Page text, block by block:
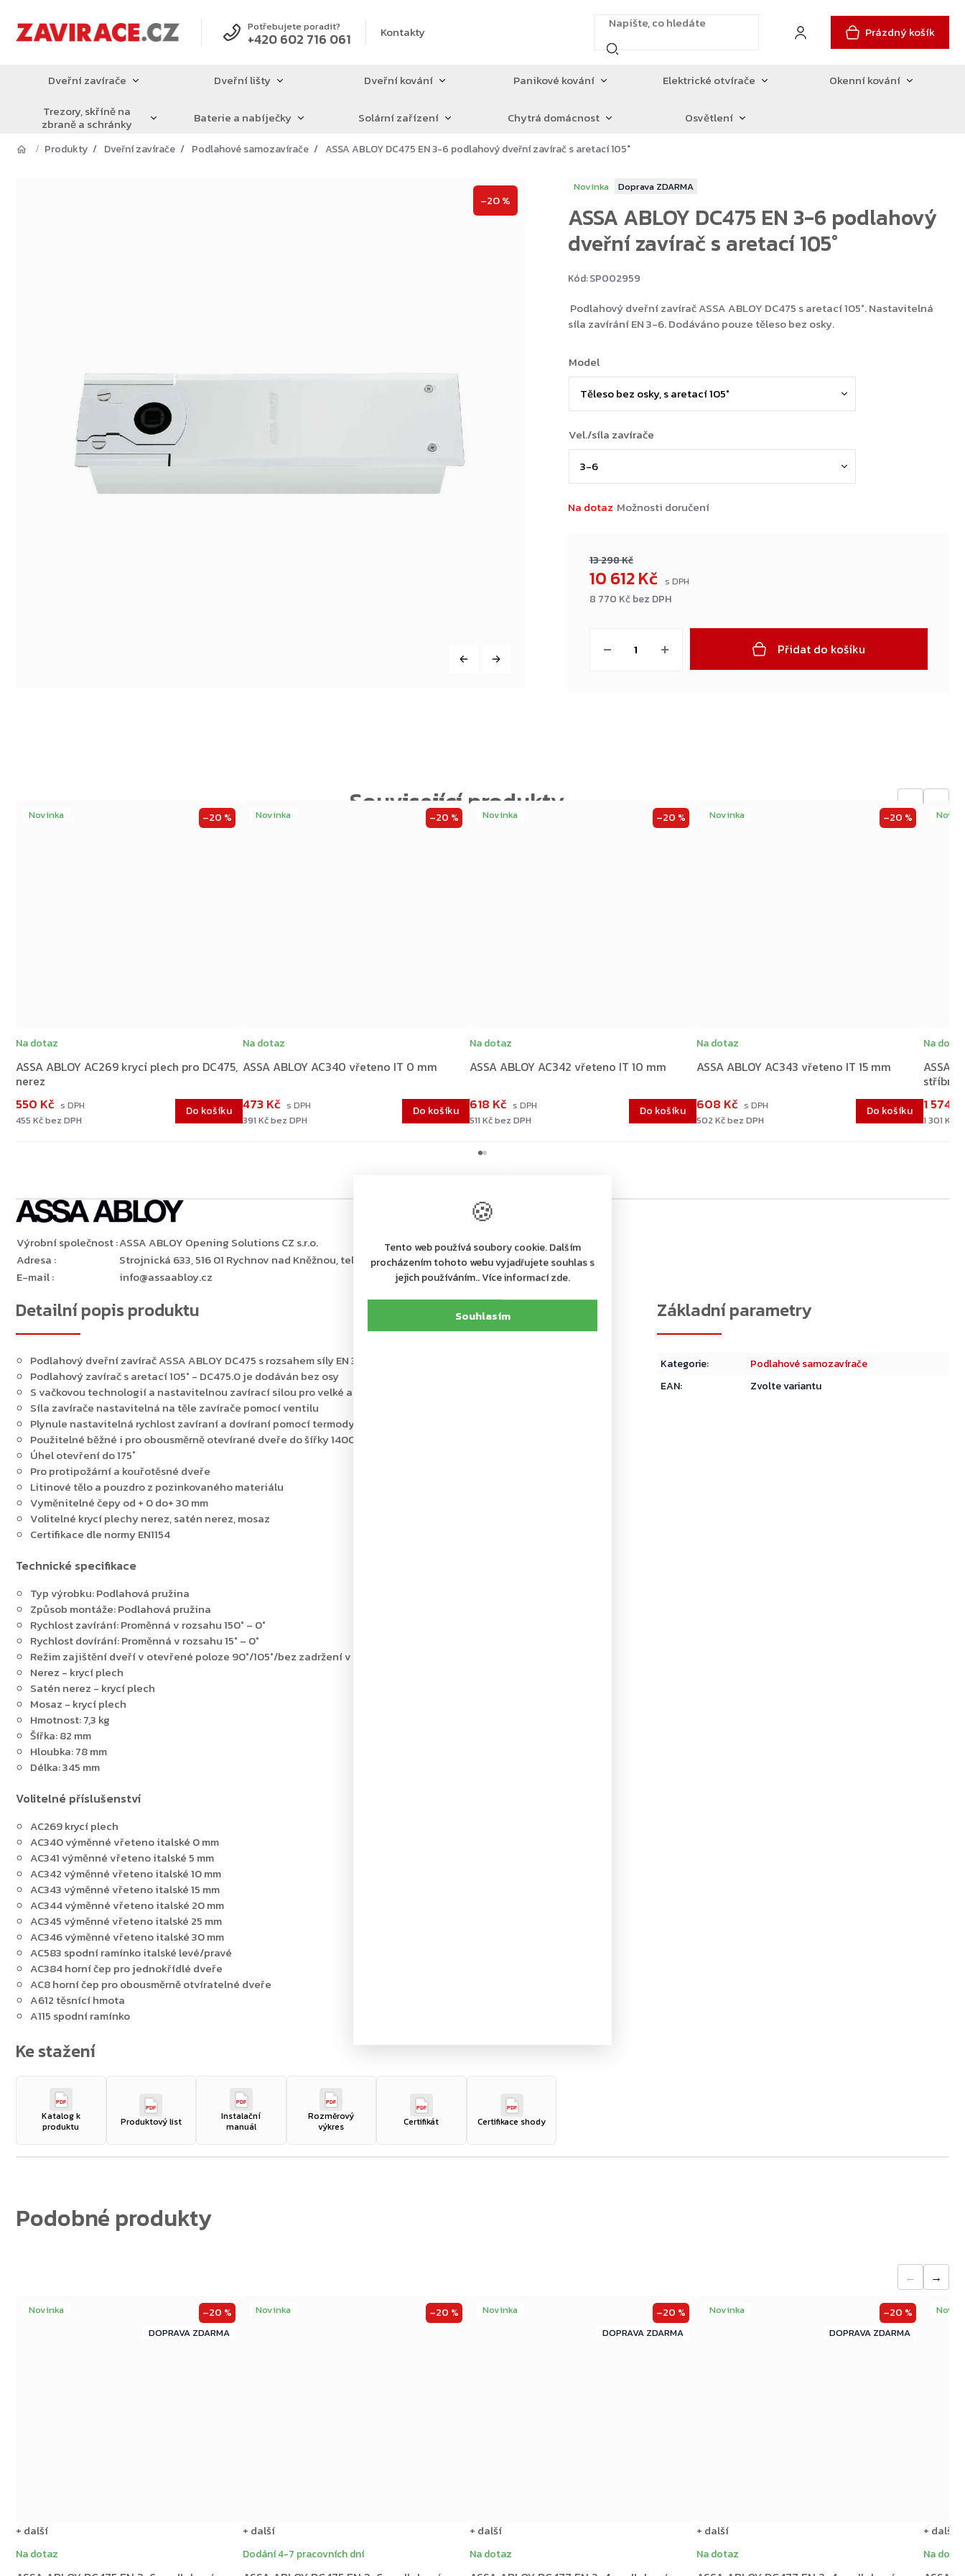
🍪
Tento web používá soubory cookie. Dalším
procházením tohoto webu vyjadřujete souhlas s
jejich používáním.. Více informací zde.
Souhlasím
obsah
Potřebujete poradit?
+420 602 716 061 Kontakty Prázdný košík
Dveřní zavírače Dveřní lišty Dveřní kování Panikové kování Elektrické otvírače
Okenní kování
Trezory, skříně na
zbraně a schránky Baterie a nabíječky Solární zařízení Chytrá domácnost Osvětlení
Produkty Dveřní zavírače Podlahové samozavírače ASSA ABLOY DC475 EN 3-6 podlahový dveřní zavírač s aretací 105°
Novinka ZDARMA
ASSA ABLOY DC475 EN 3-6 podlahový
dveřní zavírač s aretací 105°
Kód:SP002959
–20 %
13 298 Kč
10 612 Kč
8 770 Kč bez DPH
Na dotaz Možnosti doručení
Model
Vel./síla zavírače
Přidat do košíku
Podlahový dveřní zavírač ASSA ABLOY DC475 s aretací 105°. Nastavitelná
síla zavírání EN 3-6. Dodáváno pouze těleso bez osky.
Novinka –20 %
ASSA ABLOY AC269 krycí plech pro DC475,
nerez
Na dotaz
455 Kč bez DPH
550 Kč Do košíku
Novinka –20 %
ASSA ABLOY AC340 vřeteno IT 0 mm
Na dotaz
391 Kč bez DPH
473 Kč Do košíku
Novinka –20 %
ASSA ABLOY AC342 vřeteno IT 10 mm
Na dotaz
511 Kč bez DPH
618 Kč Do košíku
Novinka –20 %
ASSA ABLOY AC343 vřeteno IT 15 mm
Na dotaz
502 Kč bez DPH
608 Kč Do košíku
ASSA
stříbrné
Na dotaz
1 301 Kč
1 574
Detailní popis produktu
Podlahový dveřní zavírač ASSA ABLOY DC475 s rozsahem síly EN 3-6
Podlahový zavírač s aretací 105° - DC475.0 je dodáván bez osy
S vačkovou technologií a nastavitelnou zavírací silou pro velké a velmi těžké dveře
Síla zavírače nastavitelná na těle zavírače pomocí ventilu
Plynule nastavitelná rychlost zavíraní a dovíraní pomocí termodynamických ventilů
Použitelné běžné i pro obousměrně otevírané dveře do šířky 1400 mm a váhy 300 kg
Úhel otevření do 175˚
Pro protipožární a kouřotěsné dveře
Litinové tělo a pouzdro z pozinkovaného materiálu
Vyměnitelné čepy od + 0 do+ 30 mm
Volitelné krycí plechy nerez, satén nerez, mosaz
Certifikace dle normy EN1154
Technické specifikace
Typ výrobku: Podlahová pružina
Způsob montáže: Podlahová pružina
Rychlost zavírání: Proměnná v rozsahu 150° – 0°
Rychlost dovírání: Proměnná v rozsahu 15° – 0°
Režim zajištění dveří v otevřené poloze 90°/105°/bez zadržení v otevřené poloze
Nerez - krycí plech
Satén nerez - krycí plech
Mosaz - krycí plech
Hmotnost: 7,3 kg
Šířka: 82 mm
Hloubka: 78 mm
Délka: 345 mm
Volitelné příslušenství
AC269 krycí plech
AC340 výměnné vřeteno italské 0 mm
AC341 výměnné vřeteno italské 5 mm
AC342 výměnné vřeteno italské 10 mm
AC343 výměnné vřeteno italské 15 mm
AC344 výměnné vřeteno italské 20 mm
AC345 výměnné vřeteno italské 25 mm
AC346 výměnné vřeteno italské 30 mm
AC583 spodní ramínko italské levé/pravé
AC384 horní čep pro jednokřídlé dveře
AC8 horní čep pro obousměrně otvíratelné dveře
A612 těsnící hmota
A115 spodní ramínko
PDF
Katalog k
produktu
PDF
Produktový list
PDF
Instalační
manuál
PDF
Rozměrový
výkres
PDF
Certifikát
PDF
Certifikace shody
Kategorie:
Podlahové samozavírače
EAN: Zvolte variantu
← →
Novinka
ZDARMA
–20 %
Na dotaz
+ další
Novinka –20 %
Dodání 4-7 pracovních dní
+ další
Novinka
ZDARMA
–20 %
Na dotaz
+ další
Novinka
ZDARMA
–20 %
Na dotaz
+ další
Na dotaz
+ další
Výrobní společnost:ASSA ABLOY Opening Solutions CZ s.r.o.
Adresa :
Strojnická 633, 516 01 Rychnov nad Kněžnou, tel.: +420 226 806 200
E-mail: info@assaabloy.cz
Zpět do obchodu